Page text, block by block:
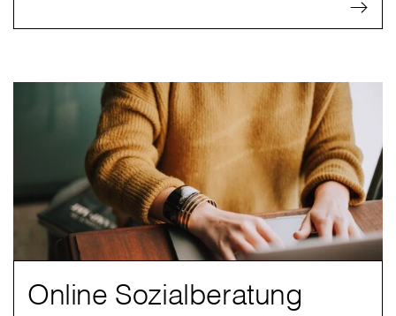
Online Sozialberatung